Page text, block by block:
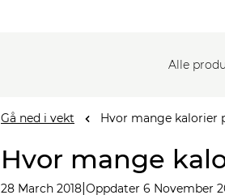
Alle
Gå ned i vekt Hvor mange kalorier
Hvor mange
28 March 2018 Oppdater 6 November